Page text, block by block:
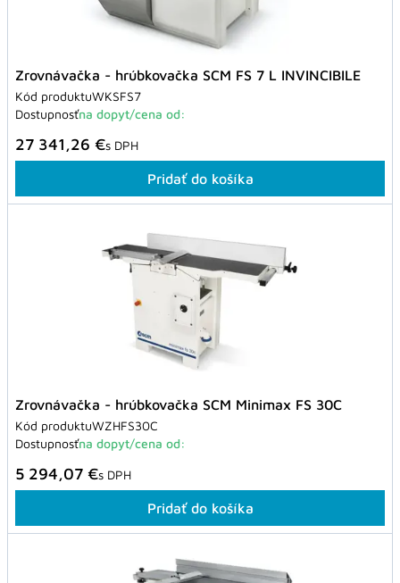
Zrovnávačka - hrúbkovačka SCM FS 7 L INVINCIBILE
Kód produktuWKSFS7
Dostupnosťna dopyt/cena od:
27 341,26 €s DPH
Pridať do košíka
Zrovnávačka - hrúbkovačka SCM Minimax FS 30C
Kód produktuWZHFS30C
Dostupnosťna dopyt/cena od:
5 294,07 €s DPH
Pridať do košíka